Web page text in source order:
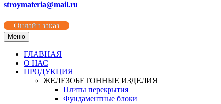
stroymateria@mail.ru
Онлайн заказ
Меню
ГЛАВНАЯ
О НАС
ПРОДУКЦИЯ
ЖЕЛЕЗОБЕТОННЫЕ ИЗДЕЛИЯ
Плиты перекрытия
Фундаментные блоки